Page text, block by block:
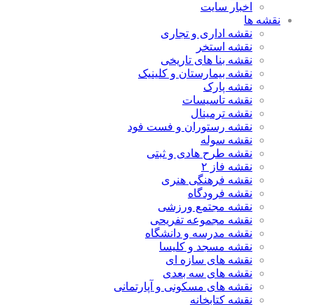
اخبار سایت
نقشه ها
نقشه اداری و تجاری
نقشه استخر
نقشه بنا های تاریخی
نقشه بیمارستان و کلینیک
نقشه پارک
نقشه تاسیسات
نقشه ترمینال
نقشه رستوران و فست فود
نقشه سوله
نقشه طرح هادی و ثبتی
نقشه فاز ۲
نقشه فرهنگی هنری
نقشه فرودگاه
نقشه مجتمع ورزشی
نقشه مجموعه تفریحی
نقشه مدرسه و دانشگاه
نقشه مسجد و کلیسا
نقشه های سازه ای
نقشه های سه بعدی
نقشه های مسکونی و آپارتمانی
نقشه کتابخانه